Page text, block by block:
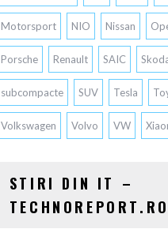
Motorsport NIO Nissan
Porsche Renault SAIC
subcompacte SUV Tesla
Volkswagen Volvo VW
STIRI DIN IT –
TECHNOREPORT.RO